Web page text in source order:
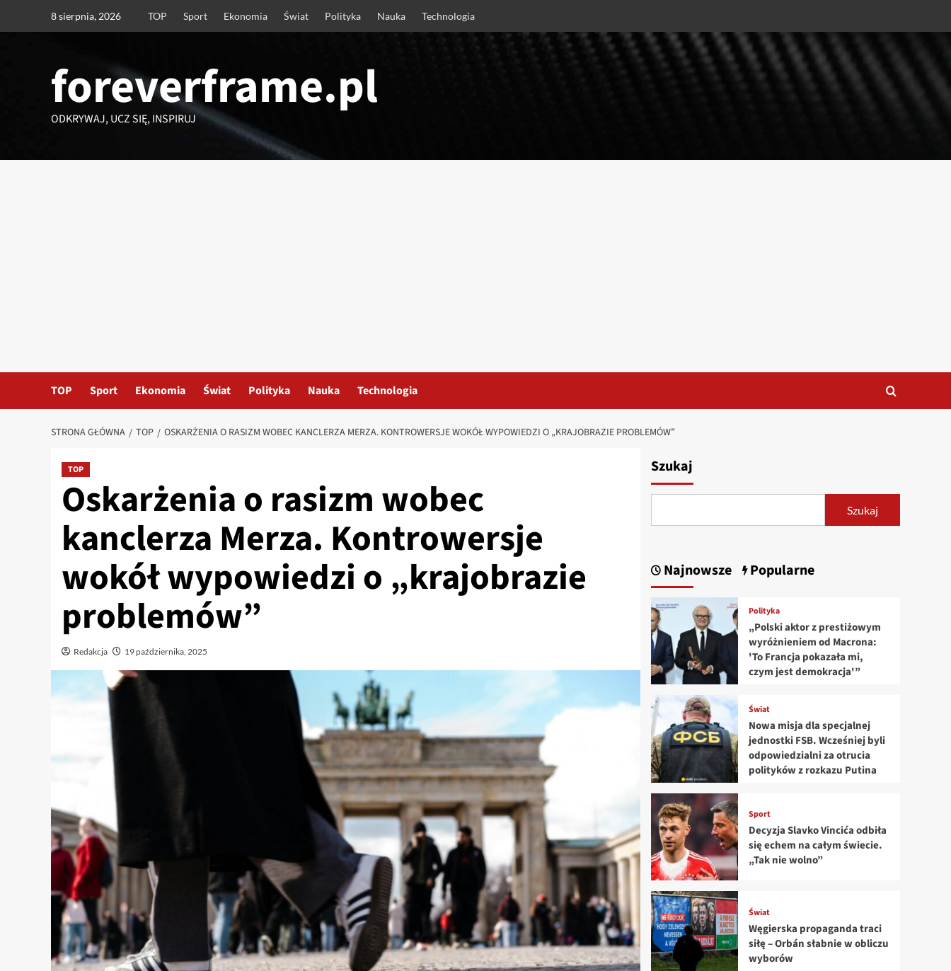
8 sierpnia, 2026 TOP Sport Ekonomia Świat Polityka Nauka Technologia
foreverframe.pl
ODKRYWAJ, UCZ SIĘ, INSPIRUJ
TOP Sport Ekonomia Świat Polityka Nauka Technologia
STRONA GŁÓWNA TOP OSKARŻENIA O RASIZM WOBEC KANCLERZA MERZA. KONTROWERSJE WOKÓŁ WYPOWIEDZI O „KRAJOBRAZIE PROBLEMÓW”
TOP
Oskarżenia o rasizm wobec
kanclerza Merza. Kontrowersje
wokół wypowiedzi o „krajobrazie
problemów”
Redakcja 19 października, 2025
Szukaj
Szukaj
Najnowsze Popularne
Polityka
„Polski aktor z prestiżowym
wyróżnieniem od Macrona:
'To Francja pokazała mi,
czym jest demokracja'”
Świat
Nowa misja dla specjalnej
jednostki FSB. Wcześniej byli
odpowiedzialni za otrucia
polityków z rozkazu Putina
Sport
Decyzja Slavko Vincića odbiła
się echem na całym świecie.
„Tak nie wolno”
Świat
Węgierska propaganda traci
siłę – Orbán słabnie w obliczu
wyborów